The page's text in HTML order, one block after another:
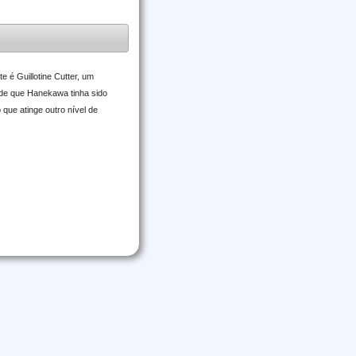
é Guillotine Cutter, um
que Hanekawa tinha sido
atinge outro nível de